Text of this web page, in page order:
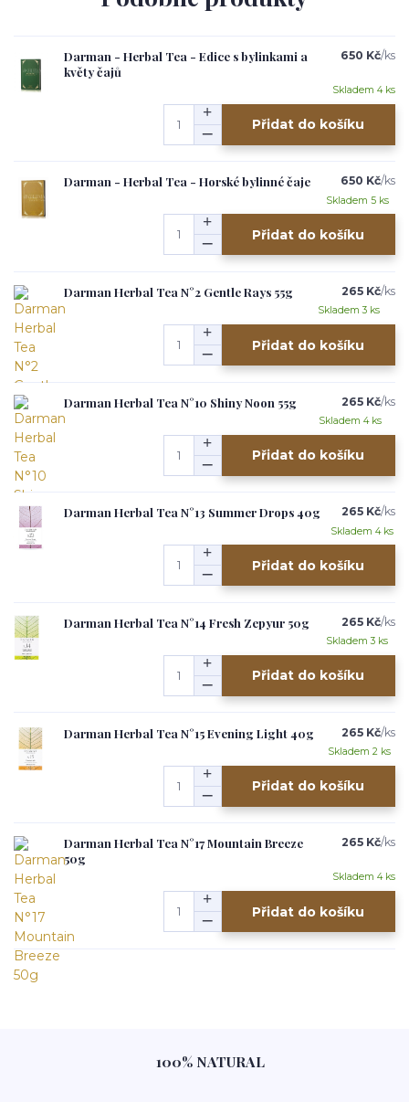
Darman - Herbal Tea - Edice s bylinkami a
květy čajů
650 Kč/ks
Skladem 4 ks
Přidat do košíku
Darman - Herbal Tea - Horské bylinné čaje 650 Kč/ks
Skladem 5 ks
Přidat do košíku
Darman Herbal Tea N°2 Gentle Rays 55g 265 Kč/ks
Skladem 3 ks
Přidat do košíku
Darman Herbal Tea N°10 Shiny Noon 55g 265 Kč/ks
Skladem 4 ks
Přidat do košíku
Darman Herbal Tea N°13 Summer Drops 40g 265 Kč/ks
Skladem 4 ks
Přidat do košíku
Darman Herbal Tea N°14 Fresh Zepyur 50g 265 Kč/ks
Skladem 3 ks
Přidat do košíku
Darman Herbal Tea N°15 Evening Light 40g 265 Kč/ks
Skladem 2 ks
Přidat do košíku
Darman Herbal Tea N°17 Mountain Breeze
50g
265 Kč/ks
Skladem 4 ks
Přidat do košíku
100% NATURAL